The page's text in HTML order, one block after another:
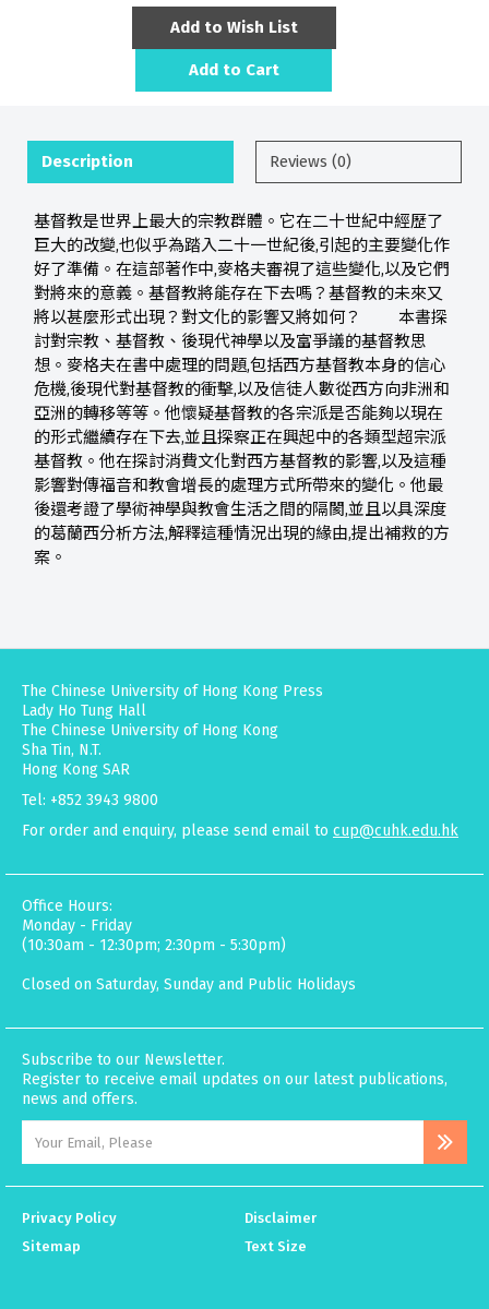
Add to Wish List
Add to Cart
Description Reviews (0)
基督教是世界上最大的宗教群體。它在二十世紀中經歷了
巨大的改變,也似乎為踏入二十一世紀後,引起的主要變化作
好了準備。在這部著作中,麥格夫審視了這些變化,以及它們
對將來的意義。基督教將能存在下去嗎？基督教的未來又
將以甚麼形式出現？對文化的影響又將如何？ 本書探
討對宗教、基督教、後現代神學以及富爭議的基督教思
想。麥格夫在書中處理的問題,包括西方基督教本身的信心
危機,後現代對基督教的衝擊,以及信徒人數從西方向非洲和
亞洲的轉移等等。他懷疑基督教的各宗派是否能夠以現在
的形式繼續存在下去,並且探察正在興起中的各類型超宗派
基督教。他在探討消費文化對西方基督教的影響,以及這種
影響對傳福音和教會增長的處理方式所帶來的變化。他最
後還考證了學術神學與教會生活之間的隔閡,並且以具深度
的葛蘭西分析方法,解釋這種情況出現的緣由,提出補救的方
案。
The Chinese University of Hong Kong Press
Lady Ho Tung Hall
The Chinese University of Hong Kong
Sha Tin, N.T.
Hong Kong SAR
Tel: +852 3943 9800
For order and enquiry, please send email to cup@cuhk.edu.hk
Office Hours:
Monday - Friday
(10:30am - 12:30pm; 2:30pm - 5:30pm)
Closed on Saturday, Sunday and Public Holidays
Subscribe to our Newsletter.
Register to receive email updates on our latest publications,
news and offers.
Privacy Policy
Disclaimer
Sitemap
Text Size